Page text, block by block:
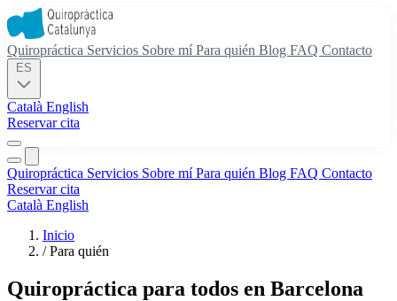
Quiropráctica Servicios Sobre míPara quién Blog FAQ Contacto
Català English
Reservar cita
Quiropráctica Servicios Sobre míPara quién Blog FAQ Contacto
Reservar cita
Català English
Inicio
/ Para quién
Quiropráctica para todos en Barcelona